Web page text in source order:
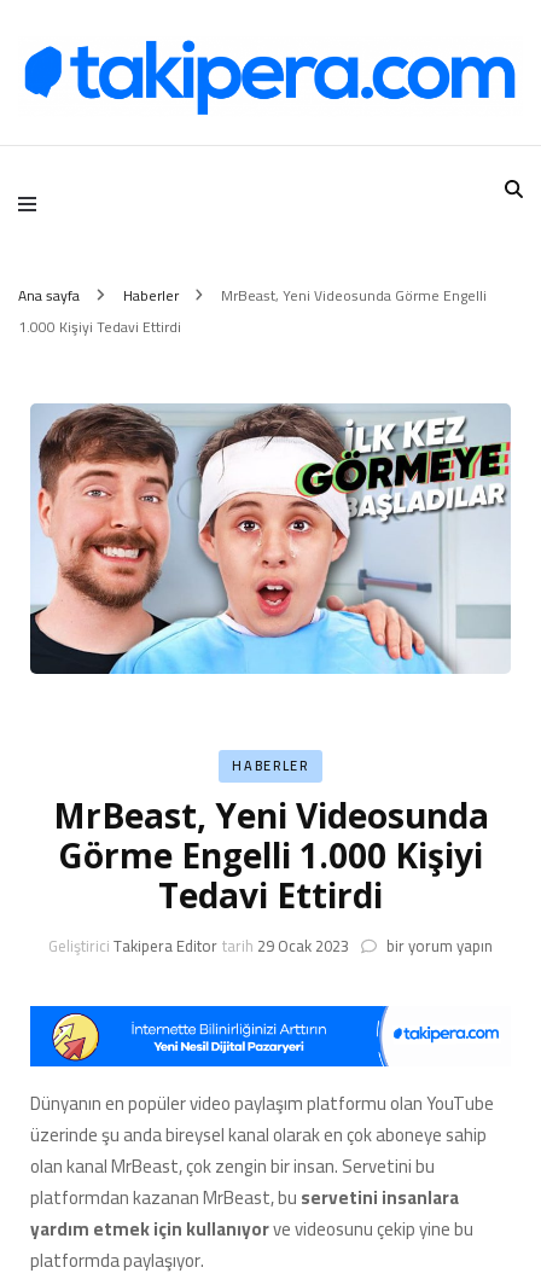
Takipera Dijital Hizmetler
Ana sayfa Haberler
MrBeast, Yeni Videosunda Görme Engelli
1.000 Kişiyi Tedavi Ettirdi
HABERLER
MrBeast, Yeni Videosunda
Görme Engelli 1.000 Kişiyi
Tedavi Ettirdi
GeliştiriciTakipera Editortarih 29 Ocak 2023 MrBeast,
Görme
Engelli
1.000
Kişiyi
Tedavi
Ettirdi
için
bir yorum yapın
Dünyanın en popüler video paylaşım platformu olan YouTube
üzerinde şu anda bireysel kanal olarak en çok aboneye sahip
olan kanal MrBeast, çok zengin bir insan. Servetini bu
platformdan kazanan MrBeast, buservetini insanlara
yardım etmek için kullanıyorve videosunu çekip yine bu
platformda paylaşıyor.